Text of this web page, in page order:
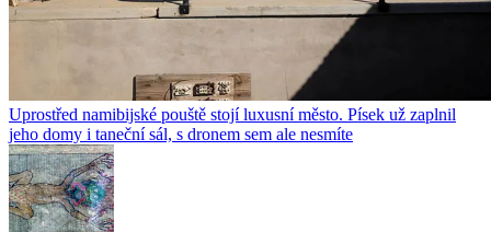
Uprostřed namibijské pouště stojí luxusní město. Písek už zaplnil
jeho domy i taneční sál, s dronem sem ale nesmíte